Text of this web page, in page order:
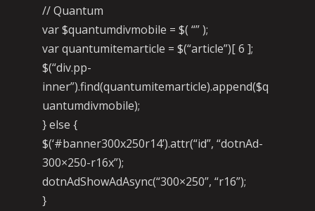
// Quantum
var $quantumdivmobile = $( “” );
var quantumitemarticle = $(“article”)[ 6 ];
$(“div.pp-
inner”).find(quantumitemarticle).append($q
uantumdivmobile);
} else {
$(‘#banner300x250r14’).attr(“id”, “dotnAd-
300×250-r16x”);
dotnAdShowAdAsync(“300×250”, “r16”);
}